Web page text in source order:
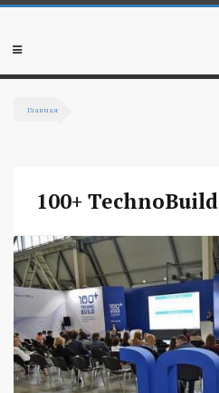
Перейти к основному содержанию
Мобильное
Главная
100+ TechnoBuild